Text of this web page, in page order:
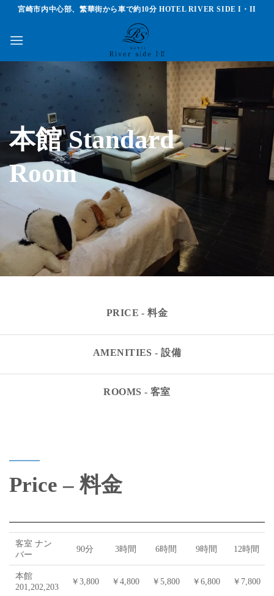
content
宮崎市内中心部、繁華街から車で約10分 HOTEL RIVER SIDE I・II
本館 Standard
Room
PRICE - 料金
AMENITIES - 設備
ROOMS - 客室
Price – 料金
客室 ナン
バー
90分 3時間 6時間 9時間 12時間
本館
201,202,203
￥3,800 ￥4,800 ￥5,800 ￥6,800 ￥7,800